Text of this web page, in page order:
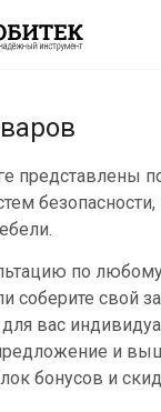
представлены
по
соберите свой
вас
и
бонусов и